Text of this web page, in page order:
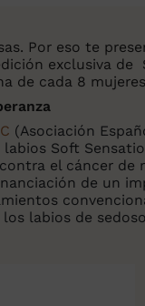
Por eso te
exclusiva
de cada 8
(Asociación
labios Soft
el cáncer de
de un
labios de